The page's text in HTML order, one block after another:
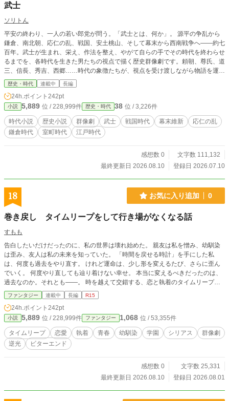
武士
ソリトん
平安の終わり、一人の若い郎党が問う。「武士とは、何か」。 源平の争乱から
鎌倉、南北朝、応仁の乱、戦国、安土桃山、そして幕末から西南戦争へ——約七
百年。武士が生まれ、栄え、作法を整え、やがて自らの手でその時代を終わらせ
るまでを、各時代を生きた男たちの視点で描く歴史群像劇です。頼朝、尊氏、道
三、信長、秀吉、西郷……時代の象徴たちが、視点を受け渡しながら物語を運び
ます。 土地のために戦い、土地を恩賞として頂く——それが、武士でした。だ
が信長は土地を一個の茶碗に変え、秀吉は検地と刀狩で武士と百姓を永遠に分
け、泰平の世は、ついに刀を飾りに変えていく。「武士とは何か」という問いの
答えは、時代ごとに、姿を変えていきます。 そして物語は、武士たちがそれぞ
れの時代に遺した「武士とは――」という言葉を束ねていきます。
歴史・時代 連載中 長編
24h.ポイント 242pt
小説 5,889 位 / 228,999件 歴史・時代 38 位 / 3,226件
時代小説 歴史小説 群像劇 武士 戦国時代 幕末維新
応仁の乱
鎌倉時代
室町時代 江戸時代
感想数 0
文字数 111,132
最終更新日 2026.08.10
登録日 2026.07.10
18 お気に入り追加 0
巻き戻し タイムリープをして行き場がなくなる話
すもも
告白したいだけだったのに、私の世界は壊れ始めた。 親友は私を憎み、幼馴染
は歪み、友人は私の未来を知っていた。 「時間を戻せる時計」を手にした私
は、何度も過去をやり直す。 けれど運命は、少し形を変えるたび、さらに歪ん
でいく。 何度やり直しても辿り着けない幸せ。 本当に変えるべきだったのは、
過去なのか。それとも――。 時を越えて交錯する、恋と執着のタイムリープフ
ァンタジー。 ーーーーーーーーーーーーーーーーーーーーーーーーーーーーー
ーーーーーーー 見つけてくださりありがとうござます。 現在「第2回青春BLカ
ップ」に参加しております。コメディ色の強いBL作品になっています。ジャン
ルは違いますが、お時間ありましたら覗いてもらえたら嬉しいです。 作品はこ
ちら → 「不幸の手紙に“男に告白される”って書いてあったんだが？」https://
www.alphapolis.co.jp/novel/959612345/437031980
ファンタジー 連載中 長編 R15
24h.ポイント 242pt
小説 5,889 位 / 228,999件 ファンタジー 1,068 位 / 53,355件
タイムリープ 恋愛 執着 青春 幼馴染 学園 シリアス
群像劇
逆光
ビターエンド
感想数 0
文字数 25,331
最終更新日 2026.08.10
登録日 2026.08.01